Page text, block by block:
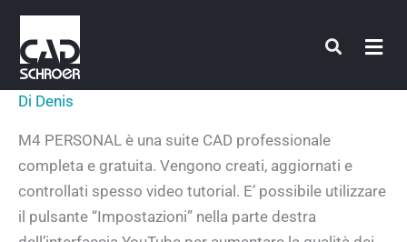
Vai
contenuto
Di Denis
M4 PERSONAL è una suite CAD professionale
completa e gratuita. Vengono creati, aggiornati e
controllati spesso video tutorial. E’ possibile utilizzare
il pulsante “Impostazioni” nella parte destra